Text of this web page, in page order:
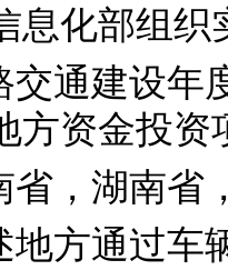
息化部组织
交通建设年
方资金投
省，湖南省
地方通过车